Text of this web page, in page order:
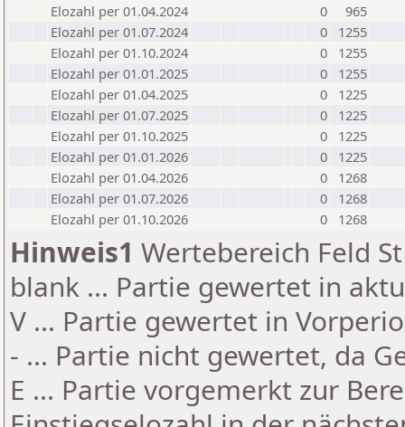
Elozahl per 01.04.2024
0
965
Elozahl per 01.07.2024
0
1255
Elozahl per 01.10.2024
0
1255
Elozahl per 01.01.2025
0
1255
Elozahl per 01.04.2025
0
1225
Elozahl per 01.07.2025
0
1225
Elozahl per 01.10.2025
0
1225
Elozahl per 01.01.2026
0
1225
Elozahl per 01.04.2026
0
1268
Elozahl per 01.07.2026
0
1268
Elozahl per 01.10.2026
0 1268
Hinweis1 Wertebereich Feld
blank ... Partie gewertet in
V ... Partie gewertet in
- ... Partie nicht gewertet, da
E ... Partie vorgemerkt zur